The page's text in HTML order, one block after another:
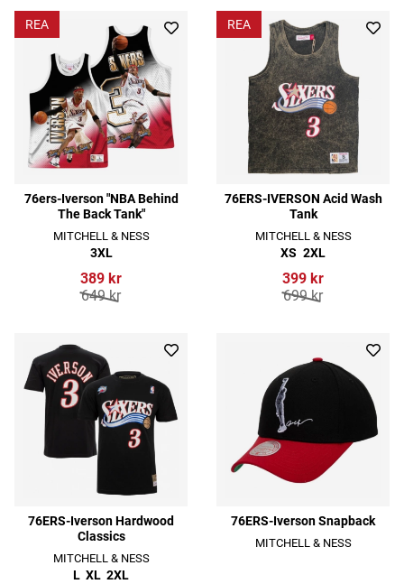
REA
76ers-Iverson "NBA Behind
The Back Tank"
MITCHELL & NESS
3XL
389 kr
649 kr
REA
76ERS-IVERSON Acid Wash
Tank
MITCHELL & NESS
XS 2XL
399 kr
699 kr
76ERS-Iverson Hardwood
Classics
MITCHELL & NESS
L XL 2XL
76ERS-Iverson Snapback
MITCHELL & NESS